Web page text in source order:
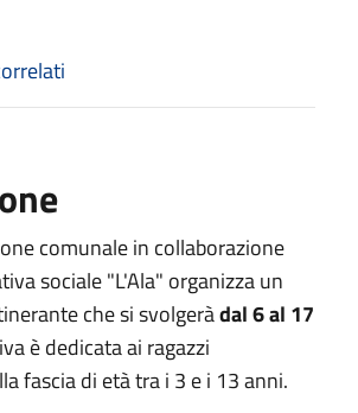
comunale in collaborazione
sociale "L'Ala" organizza un
che si svolgeràdal 6 al 17
è dedicata ai ragazzi
fascia di età tra i 3 e i 13 anni.